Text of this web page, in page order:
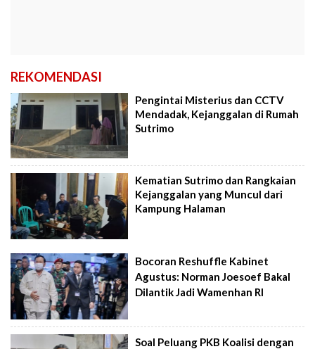
REKOMENDASI
Pengintai Misterius dan CCTV
Mendadak, Kejanggalan di Rumah
Sutrimo
Kematian Sutrimo dan Rangkaian
Kejanggalan yang Muncul dari
Kampung Halaman
Bocoran Reshuffle Kabinet
Agustus: Norman Joesoef Bakal
Dilantik Jadi Wamenhan RI
Soal Peluang PKB Koalisi dengan